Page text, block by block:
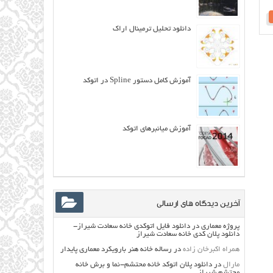
دانلود تحلیل ترمینال اراک
آموزش کامل دستور Spline در اتوکد
آموزش میانبرهای اتوکد
آخرین دیدگاه های ارسالی
پروژه معماری دردانلود فایل اتوکدی خانه سعادت شیراز-
دانلود پلان کدی خانه سعادت شیراز
همراه اکبرخان زاده در رساله خانه هنر بارویکرد معماری پایدار
مارال دردانلود پلان اتوکد خانه محتشم-نما و برش خانه